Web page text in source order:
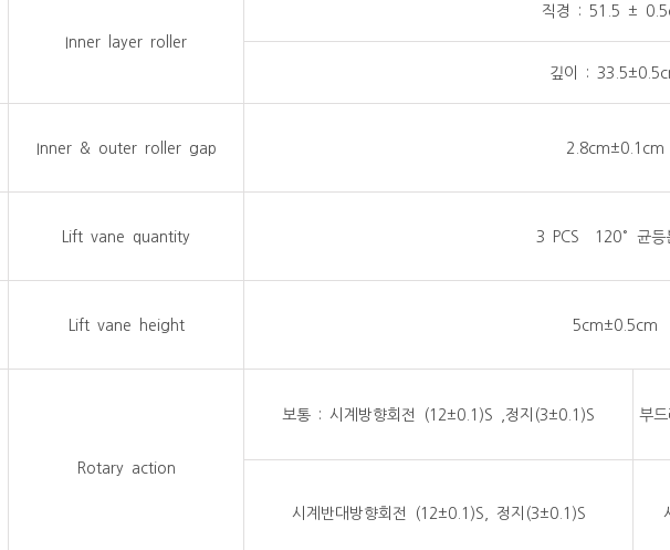
Inner layer roller
직경 : 51.5 ±
깊이 :
Inner & outer roller gap 2.8cm±0.1cm
Lift vane quantity 3 PCS 120° 균등
Lift vane height 5cm±0.5cm
Rotary action
보통 : 시계방향회전 (12±0.1)S ,정지(3±0.1)S 부
시계반대방향회전 (12±0.1)S, 정지(3±0.1)S